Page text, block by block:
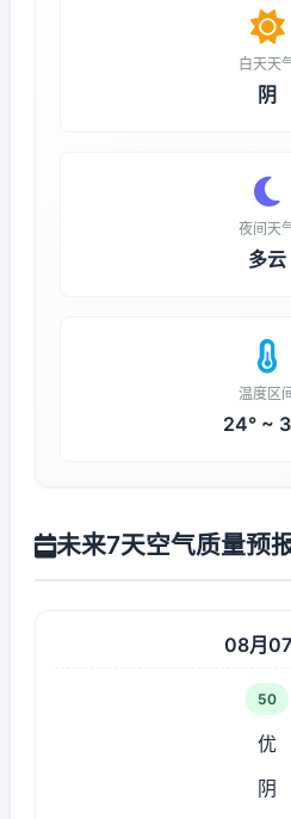
白天天
阴
夜间天
多云
温度区
24° ~
未来7天空气质量预
08月
50
优
阴